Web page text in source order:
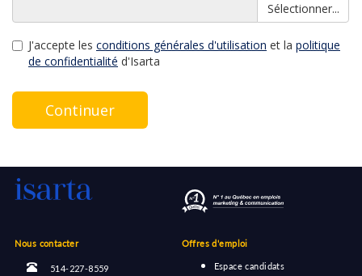
Sélectionner...
J'accepte les conditions générales d'utilisation et la politique
de confidentialité d'Isarta
Continuer
Nous contacter
514-227-8559
Offres d'emploi
Espace candidats